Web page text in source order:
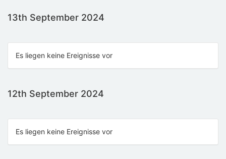
13th September 2024
Es liegen keine Ereignisse vor
12th September 2024
Es liegen keine Ereignisse vor